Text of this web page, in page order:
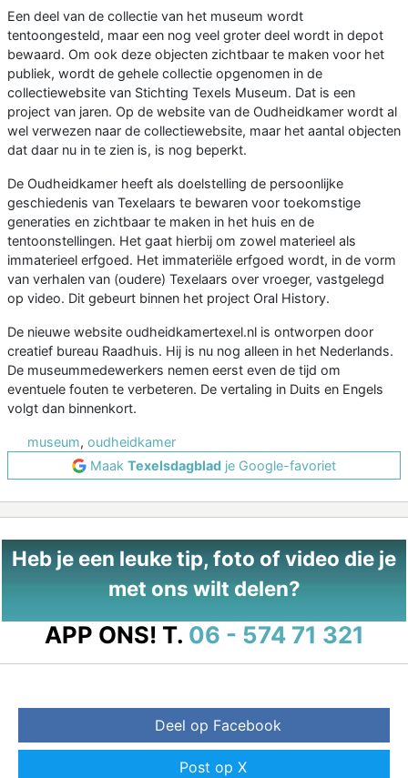
Een deel van de collectie van het museum wordt
tentoongesteld, maar een nog veel groter deel wordt in depot
bewaard. Om ook deze objecten zichtbaar te maken voor het
publiek, wordt de gehele collectie opgenomen in de
collectiewebsite van Stichting Texels Museum. Dat is een
project van jaren. Op de website van de Oudheidkamer wordt al
wel verwezen naar de collectiewebsite, maar het aantal objecten
dat daar nu in te zien is, is nog beperkt.
De Oudheidkamer heeft als doelstelling de persoonlijke
geschiedenis van Texelaars te bewaren voor toekomstige
generaties en zichtbaar te maken in het huis en de
tentoonstellingen. Het gaat hierbij om zowel materieel als
immaterieel erfgoed. Het immateriële erfgoed wordt, in de vorm
van verhalen van (oudere) Texelaars over vroeger, vastgelegd
op video. Dit gebeurt binnen het project Oral History.
De nieuwe website oudheidkamertexel.nl is ontworpen door
creatief bureau Raadhuis. Hij is nu nog alleen in het Nederlands.
De museummedewerkers nemen eerst even de tijd om
eventuele fouten te verbeteren. De vertaling in Duits en Engels
volgt dan binnenkort.
museum, oudheidkamer
Maak Texelsdagblad je Google-favoriet
Heb je een leuke tip, foto of video die je
met ons wilt delen?
APP ONS! T. 06 - 574 71 321
Deel op Facebook
Post op X